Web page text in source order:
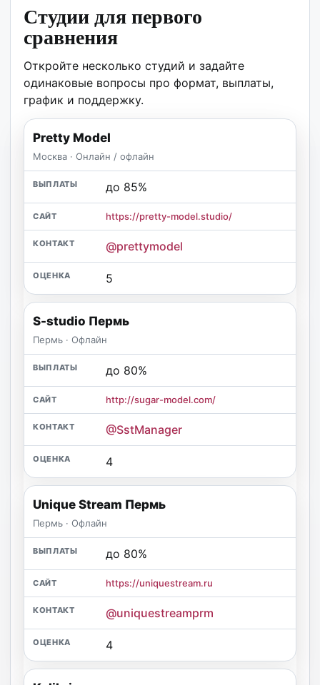
Студии для первого
сравнения
Откройте несколько студий и задайте
одинаковые вопросы про формат, выплаты,
график и поддержку.
Pretty Model
Москва · Онлайн / офлайн
до 85%
https://pretty-model.studio/
@prettymodel
5
S-studio Пермь
Пермь · Офлайн
до 80%
http://sugar-model.com/
@SstManager
4
Unique Stream Пермь
Пермь · Офлайн
до 80%
https://uniquestream.ru
@uniquestreamprm
4